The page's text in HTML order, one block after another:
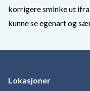
korrigere sminke ut
kunne se egenart og
Lokasjoner